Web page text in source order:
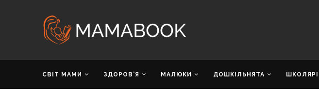
СВІТ МАМИ ЗДОРОВ’Я МАЛЮКИ ДОШКІЛЬНЯТА ШКОЛЯРІ